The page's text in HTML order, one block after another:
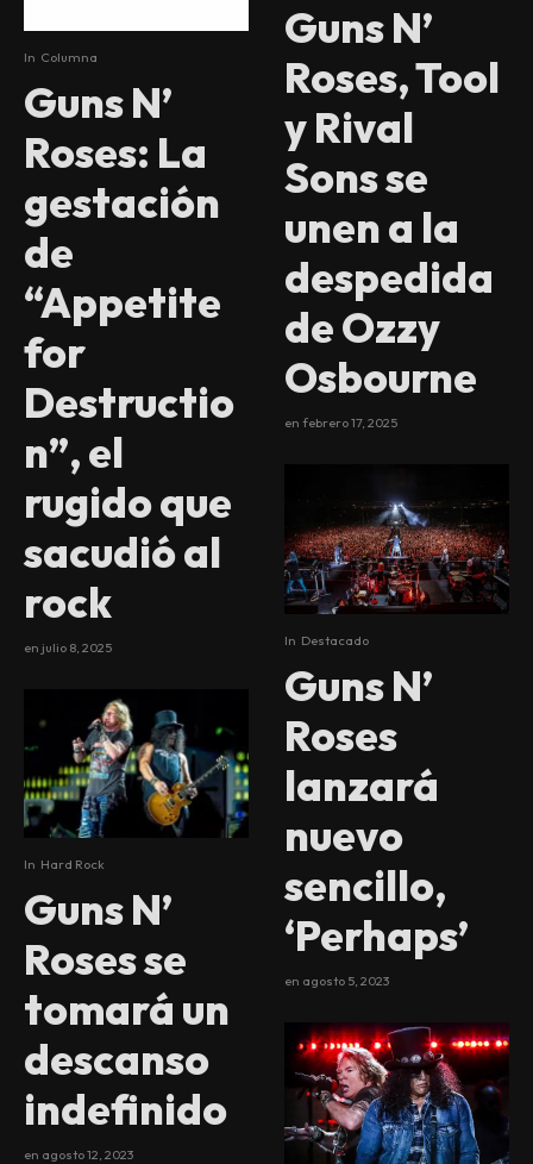
In Columna
Guns N’
Roses: La
gestación
de
“Appetite
for
Destructio
n”, el
rugido que
sacudió al
rock
en julio 8, 2025
In Hard Rock
Guns N’
Roses se
tomará un
descanso
indefinido
en agosto 12, 2023
Guns N’
Roses, Tool
y Rival
Sons se
unen a la
despedida
de Ozzy
Osbourne
en febrero 17, 2025
In Destacado
Guns N’
Roses
lanzará
nuevo
sencillo,
‘Perhaps’
en agosto 5, 2023